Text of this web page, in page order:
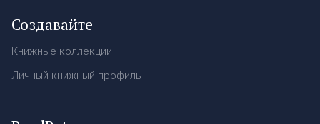
Создавайте
Книжные коллекции
Личный книжный профиль